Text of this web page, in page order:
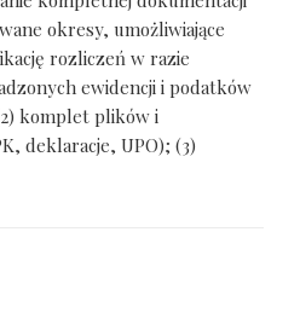
okresy, umożliwiające
rozliczeń w razie
ewidencji i podatków
komplet plików i
deklaracje, UPO); (3)